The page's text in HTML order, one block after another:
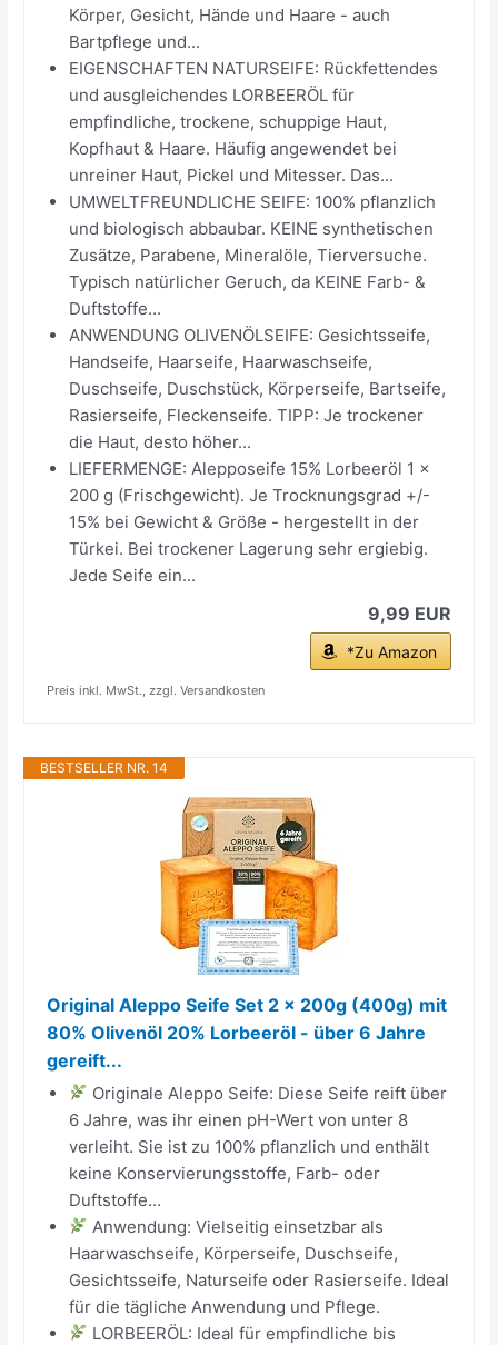
Körper, Gesicht, Hände und Haare - auch
Bartpflege und...
EIGENSCHAFTEN NATURSEIFE: Rückfettendes
und ausgleichendes LORBEERÖL für
empfindliche, trockene, schuppige Haut,
Kopfhaut & Haare. Häufig angewendet bei
unreiner Haut, Pickel und Mitesser. Das...
UMWELTFREUNDLICHE SEIFE: 100% pflanzlich
und biologisch abbaubar. KEINE synthetischen
Zusätze, Parabene, Mineralöle, Tierversuche.
Typisch natürlicher Geruch, da KEINE Farb- &
Duftstoffe...
ANWENDUNG OLIVENÖLSEIFE: Gesichtsseife,
Handseife, Haarseife, Haarwaschseife,
Duschseife, Duschstück, Körperseife, Bartseife,
Rasierseife, Fleckenseife. TIPP: Je trockener
die Haut, desto höher...
LIEFERMENGE: Alepposeife 15% Lorbeeröl 1 x
200 g (Frischgewicht). Je Trocknungsgrad +/-
15% bei Gewicht & Größe - hergestellt in der
Türkei. Bei trockener Lagerung sehr ergiebig.
Jede Seife ein...
9,99 EUR
*Zu Amazon
Preis inkl. MwSt., zzgl. Versandkosten
BESTSELLER NR. 14
Original Aleppo Seife Set 2 x 200g (400g) mit
80% Olivenöl 20% Lorbeeröl - über 6 Jahre
gereift...
Originale Aleppo Seife: Diese Seife reift über
6 Jahre, was ihr einen pH-Wert von unter 8
verleiht. Sie ist zu 100% pflanzlich und enthält
keine Konservierungsstoffe, Farb- oder
Duftstoffe...
Anwendung: Vielseitig einsetzbar als
Haarwaschseife, Körperseife, Duschseife,
Gesichtsseife, Naturseife oder Rasierseife. Ideal
für die tägliche Anwendung und Pflege.
LORBEERÖL: Ideal für empfindliche bis